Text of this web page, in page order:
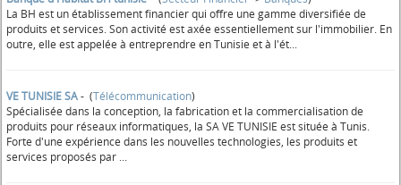
La BH est un établissement financier qui offre une gamme diversifiée de
produits et services. Son activité est axée essentiellement sur l'immobilier. En
outre, elle est appelée à entreprendre en Tunisie et à l'ét...
VE TUNISIE SA- (Télécommunication)
Spécialisée dans la conception, la fabrication et la commercialisation de
produits pour réseaux informatiques, la SA VE TUNISIE est située à Tunis.
Forte d'une expérience dans les nouvelles technologies, les produits et
services proposés par ...